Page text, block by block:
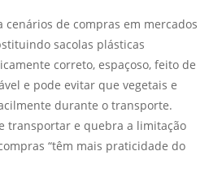
cenários de compras em mercados
sacolas plásticas
correto, espaçoso, feito de
e pode evitar que vegetais e
durante o transporte.
transportar e quebra a limitação
“têm mais praticidade do